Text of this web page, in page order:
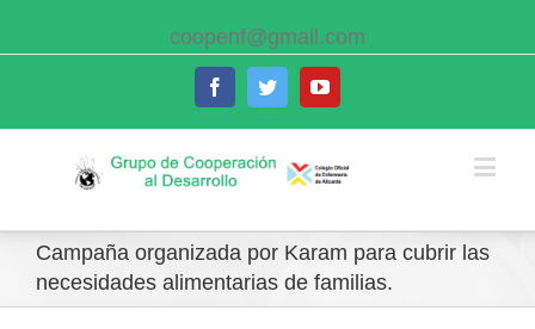
coopenf@gmail.com
FacebookTwitterYoutube
Campaña organizada por Karam para cubrir las
necesidades alimentarias de familias.